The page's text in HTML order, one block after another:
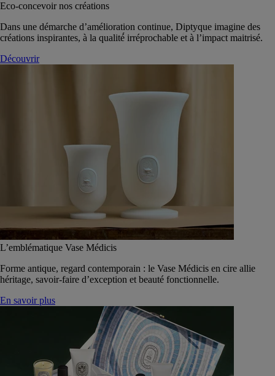
Eco-concevoir nos créations
Dans une démarche d’amélioration continue, Diptyque imagine des
créations inspirantes, à la qualité́ irréprochable et à l’impact maitrisé.
Découvrir
L’emblématique Vase Médicis
Forme antique, regard contemporain : le Vase Médicis en cire allie
héritage, savoir-faire d’exception et beauté fonctionnelle.
En savoir plus